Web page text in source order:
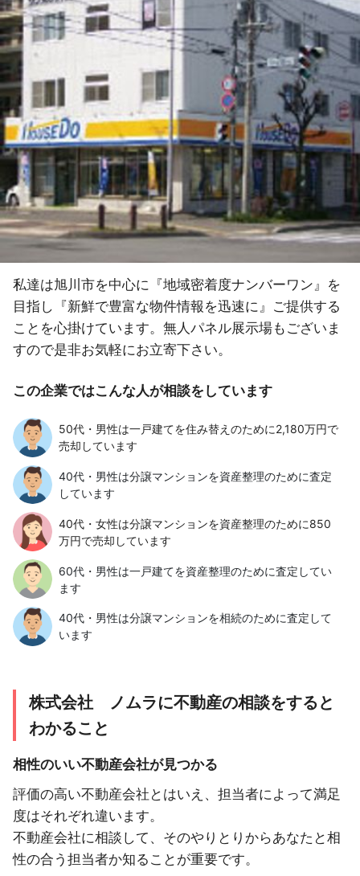
私達は旭川市を中心に『地域密着度ナンバーワン』を
目指し『新鮮で豊富な物件情報を迅速に』ご提供する
ことを心掛けています。無人パネル展示場もございま
すので是非お気軽にお立寄下さい。
この企業ではこんな人が相談をしています
50代・男性は一戸建てを住み替えのために2,180万円で
売却しています
40代・男性は分譲マンションを資産整理のために査定
しています
40代・女性は分譲マンションを資産整理のために850
万円で売却しています
60代・男性は一戸建てを資産整理のために査定してい
ます
40代・男性は分譲マンションを相続のために査定して
います
株式会社 ノムラに不動産の相談をすると
わかること
相性のいい不動産会社が見つかる
評価の高い不動産会社とはいえ、担当者によって満足
度はそれぞれ違います。
不動産会社に相談して、そのやりとりからあなたと相
性の合う担当者か知ることが重要です。